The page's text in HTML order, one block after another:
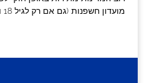
מועדון חשפנות (גם אם רק לגיל 18 ומעלה).